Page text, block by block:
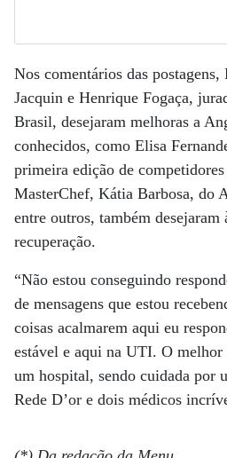
Nos comentários das
Jacquin e Henrique Fogaça,
Brasil, desejaram melhoras a
conhecidos, como Elisa
primeira edição de
MasterChef, Kátia Barbosa, do
entre outros, também
recuperação.
“Não estou conseguindo
de mensagens que estou
coisas acalmarem aqui eu
estável e aqui na UTI. O melhor
um hospital, sendo cuidada por
Rede D’or e dois médicos